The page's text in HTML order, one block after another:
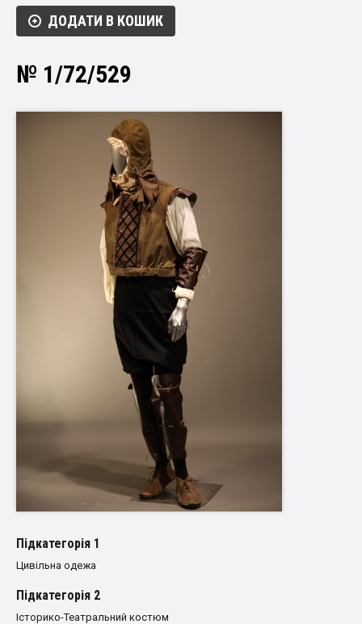
ДОДАТИ В КОШИК
№ 1/72/529
Пiдкатегорiя 1
Цивільна одежа
Пiдкатегорiя 2
Історико-Театральний костюм